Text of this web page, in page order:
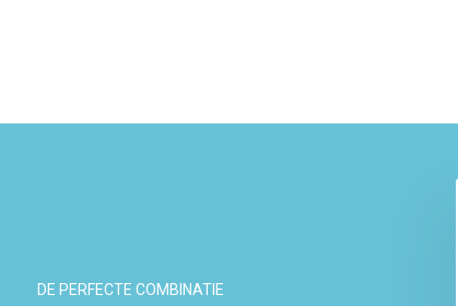
DE PERFECTE COMBINATIE